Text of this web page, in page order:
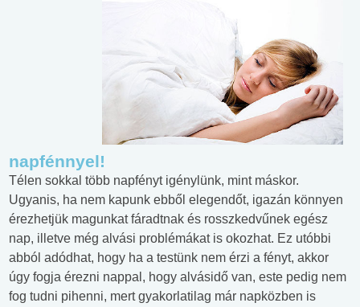
napfénnyel!
Télen sokkal több napfényt igénylünk, mint máskor.
Ugyanis, ha nem kapunk ebből elegendőt, igazán könnyen
érezhetjük magunkat fáradtnak és rosszkedvűnek egész
nap, illetve még alvási problémákat is okozhat. Ez utóbbi
abból adódhat, hogy ha a testünk nem érzi a fényt, akkor
úgy fogja érezni nappal, hogy alvásidő van, este pedig nem
fog tudni pihenni, mert gyakorlatilag már napközben is